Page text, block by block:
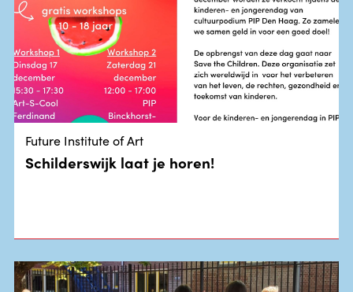
Future Institute of Art
Schilderswijk laat je horen!